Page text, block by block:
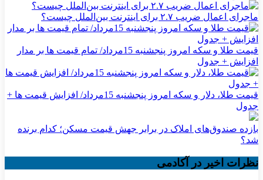
ماجرای اعمال ضریب ۲.۷ برای اینترنت بین‌الملل چیست؟
قیمت طلا و سکه امروز پنجشنبه 15مرداد/ تمام قیمت ها بر مدار
افزایش + جدول
قیمت طلا، دلار و سکه امروز پنجشنبه 15مرداد/ افزایش قیمت ها +
جدول
بازده صندوق‌های املاک در برابر جهش قیمت مسکن؛ کدام برنده
شد؟
نظرات اخیر در آکادمی